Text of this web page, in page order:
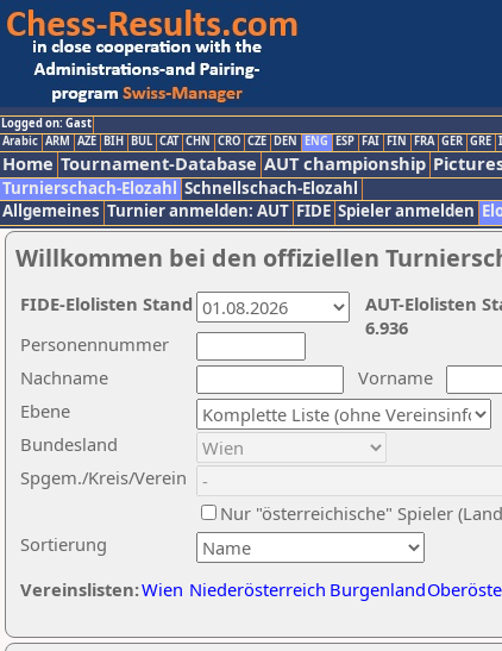
Logged on: Gast
Arabic ARM AZE BIH BUL CAT CHN CRO CZE DEN ENG ESP FAI FIN FRA GER GRE
Home Tournament-Database AUT championship
Turnierschach-Elozahl Schnellschach-Elozahl
Allgemeines Turnier anmelden: AUT FIDE Spieler anmelden
Willkommen bei den offiziellen
Nachname
Vorname
Ebene
Sortierung
Personennummer
Bundesland
Spgem./Kreis/Verein
Nur "österreichische" Spieler
Vereinslisten:Wien Niederösterreich Burgenland
AUT-Elolisten
6.936
FIDE-Elolisten Stand